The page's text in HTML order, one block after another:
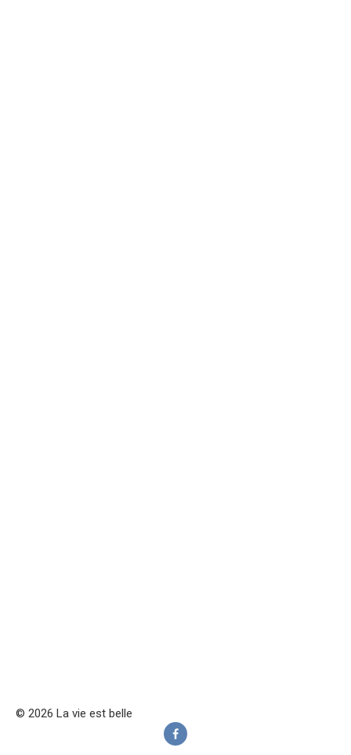
© 2026 La vie est belle